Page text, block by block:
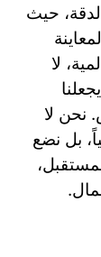
حيث
لا
نحن لا
بل نضع